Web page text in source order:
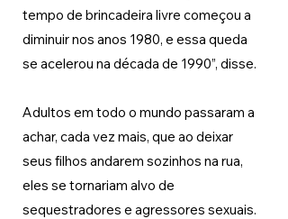
tempo de brincadeira livre começou a
diminuir nos anos 1980, e essa queda
se acelerou na década de 1990”, disse.
Adultos em todo o mundo passaram a
achar, cada vez mais, que ao deixar
seus filhos andarem sozinhos na rua,
eles se tornariam alvo de
sequestradores e agressores sexuais.